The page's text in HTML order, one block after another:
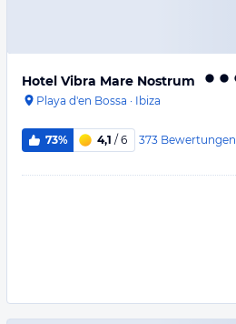
Hotel Vibra Mare Nostrum
Playa d'en Bossa · Ibiza
73% 4,1 / 6 373 Bewertungen